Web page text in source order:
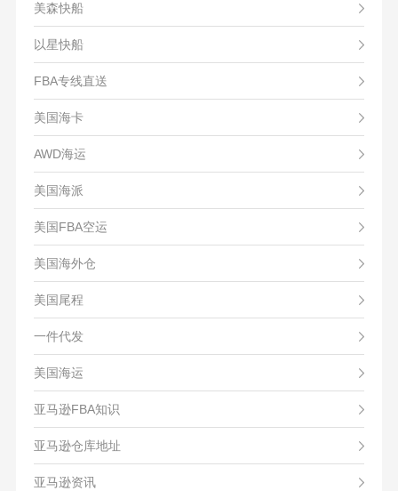
美森快船
以星快船
FBA专线直送
美国海卡
AWD海运
美国海派
美国FBA空运
美国海外仓
美国尾程
一件代发
美国海运
亚马逊FBA知识
亚马逊仓库地址
亚马逊资讯